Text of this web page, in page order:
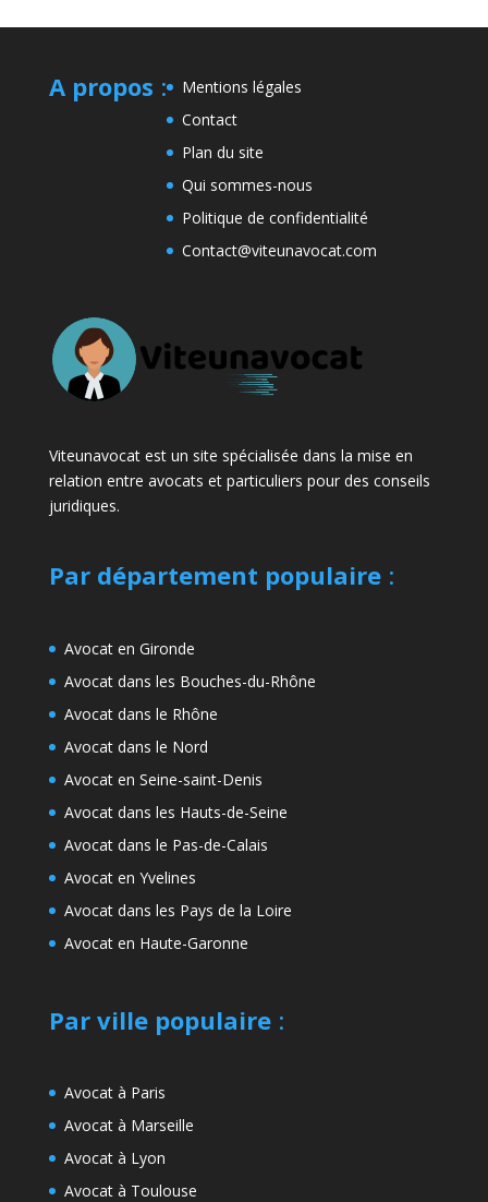
A propos :
Mentions légales
Contact
Plan du site
Qui sommes-nous
Politique de confidentialité
Contact@viteunavocat.com
Viteunavocat est un site spécialisée dans la mise en
relation entre avocats et particuliers pour des conseils
juridiques.
Par département populaire:
Avocat en Gironde
Avocat dans les Bouches-du-Rhône
Avocat dans le Rhône
Avocat dans le Nord
Avocat en Seine-saint-Denis
Avocat dans les Hauts-de-Seine
Avocat dans le Pas-de-Calais
Avocat en Yvelines
Avocat dans les Pays de la Loire
Avocat en Haute-Garonne
Par ville populaire:
Avocat à Paris
Avocat à Marseille
Avocat à Lyon
Avocat à Toulouse